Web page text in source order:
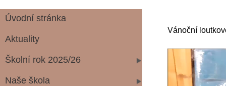
Úvodní stránka
Aktuality
Školní rok 2025/26
Naše škola
Vánoční